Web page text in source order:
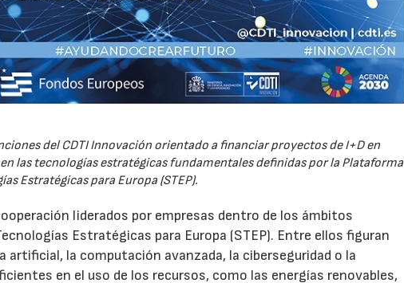
del CDTI Innovación orientado a financiar proyectos de I+D en
las tecnologías estratégicas fundamentales definidas por la Plataforma
Estratégicas para Europa (STEP).
liderados por empresas dentro de los ámbitos
Estratégicas para Europa (STEP). Entre ellos figuran
la computación avanzada, la ciberseguridad o la
en el uso de los recursos, como las energías renovables,